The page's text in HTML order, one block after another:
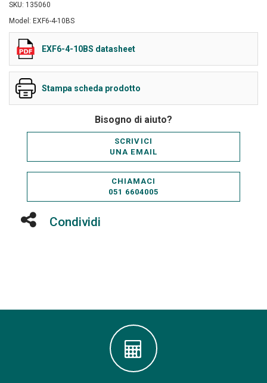
SKU: 135060
Model: EXF6-4-10BS
EXF6-4-10BS datasheet
Stampa scheda prodotto
Bisogno di aiuto?
SCRIVICI
UNA EMAIL
CHIAMACI
051 6604005
Condividi